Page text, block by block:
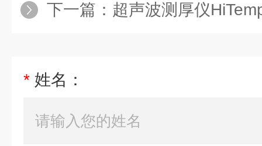
下一篇： 超声波测厚仪
* 姓名：